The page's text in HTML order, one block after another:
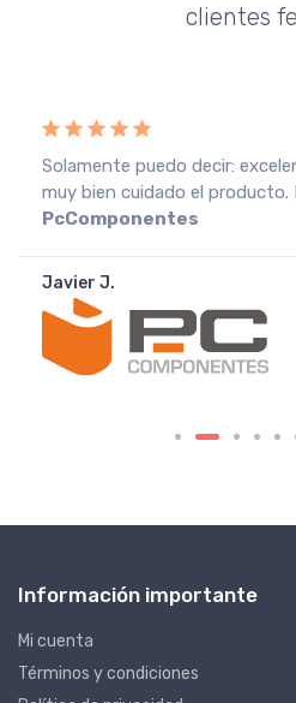
clientes
Recebi a encomenda em
muito agradeço. Recomendo
Portugal
João A.
Información importante
Mi cuenta
Términos y condiciones